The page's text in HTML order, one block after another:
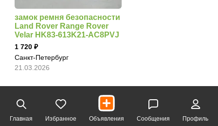
замок ремня безопасности
Land Rover Range Rover
Velar HK83-613K21-AC8PVJ
1 720
Санкт-Петербург
21.03.2026
Главная Избранное Объявления Сообщения Профиль